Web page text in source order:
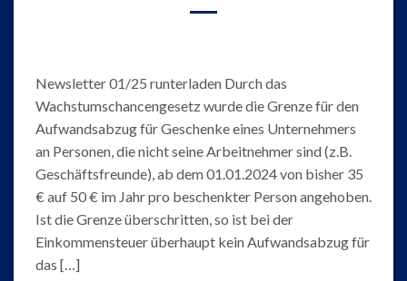
Newsletter 01/25 runterladen Durch das
Wachstumschancengesetz wurde die Grenze für den
Aufwandsabzug für Geschenke eines Unternehmers
an Personen, die nicht seine Arbeitnehmer sind (z.B.
Geschäftsfreunde), ab dem 01.01.2024 von bisher 35
€ auf 50 € im Jahr pro beschenkter Person angehoben.
Ist die Grenze überschritten, so ist bei der
Einkommensteuer überhaupt kein Aufwandsabzug für
das […]